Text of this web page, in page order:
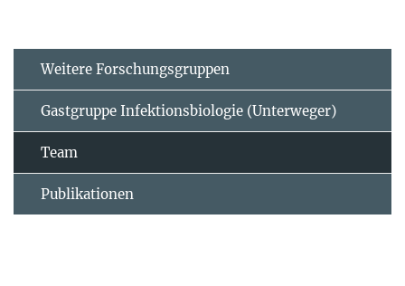
Weitere Forschungsgruppen
Gastgruppe Infektionsbiologie (Unterweger)
Team
Publikationen